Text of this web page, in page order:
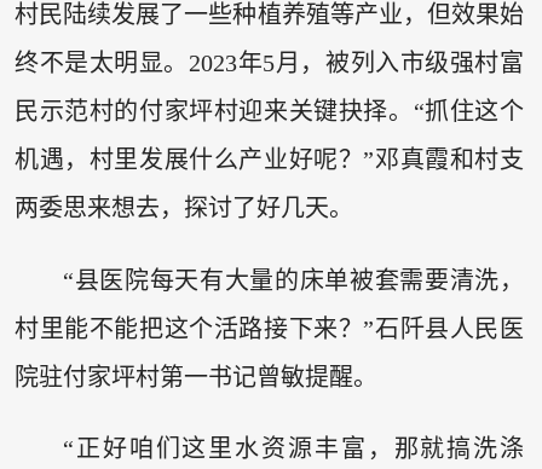
村民陆续发展了一些种植养殖等产业，但效果始
终不是太明显。2023年5月，被列入市级强村富
民示范村的付家坪村迎来关键抉择。“抓住这个
机遇，村里发展什么产业好呢？”邓真霞和村支
两委思来想去，探讨了好几天。
“县医院每天有大量的床单被套需要清洗，
村里能不能把这个活路接下来？”石阡县人民医
院驻付家坪村第一书记曾敏提醒。
“正好咱们这里水资源丰富，那就搞洗涤